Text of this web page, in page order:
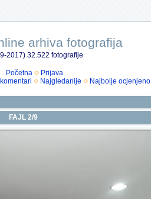
arhiva fotografija
2017) 32.522 fotografije
Početna
Prijava
Najgledanije Najbolje ocjenjeno
FAJL 2/9